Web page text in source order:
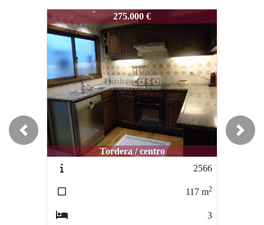
275.000 €
Tordera / centro
2941 200.000 €
Tordera / centro
2898
82m
Previous Next